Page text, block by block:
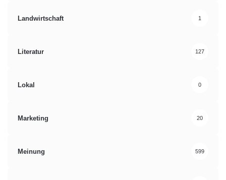
Landwirtschaft 1
Literatur 127
Lokal 0
Marketing 20
Meinung 599